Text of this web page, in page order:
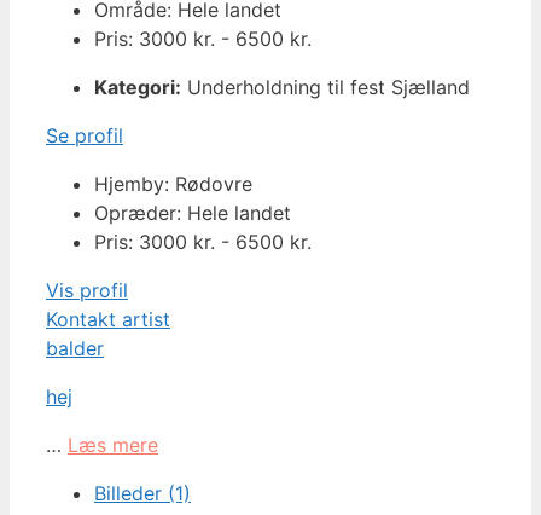
Område: Hele landet
Pris: 3000 kr. - 6500 kr.
Kategori: Underholdning til fest Sjælland
Se profil
Hjemby: Rødovre
Opræder: Hele landet
Pris: 3000 kr. - 6500 kr.
Vis profil
Kontakt artist
balder
hej
… Læs mere
Billeder (1)